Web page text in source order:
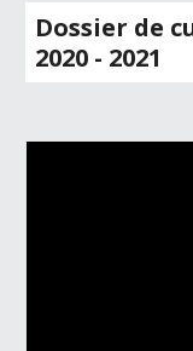
Dossier de
2020 - 2021